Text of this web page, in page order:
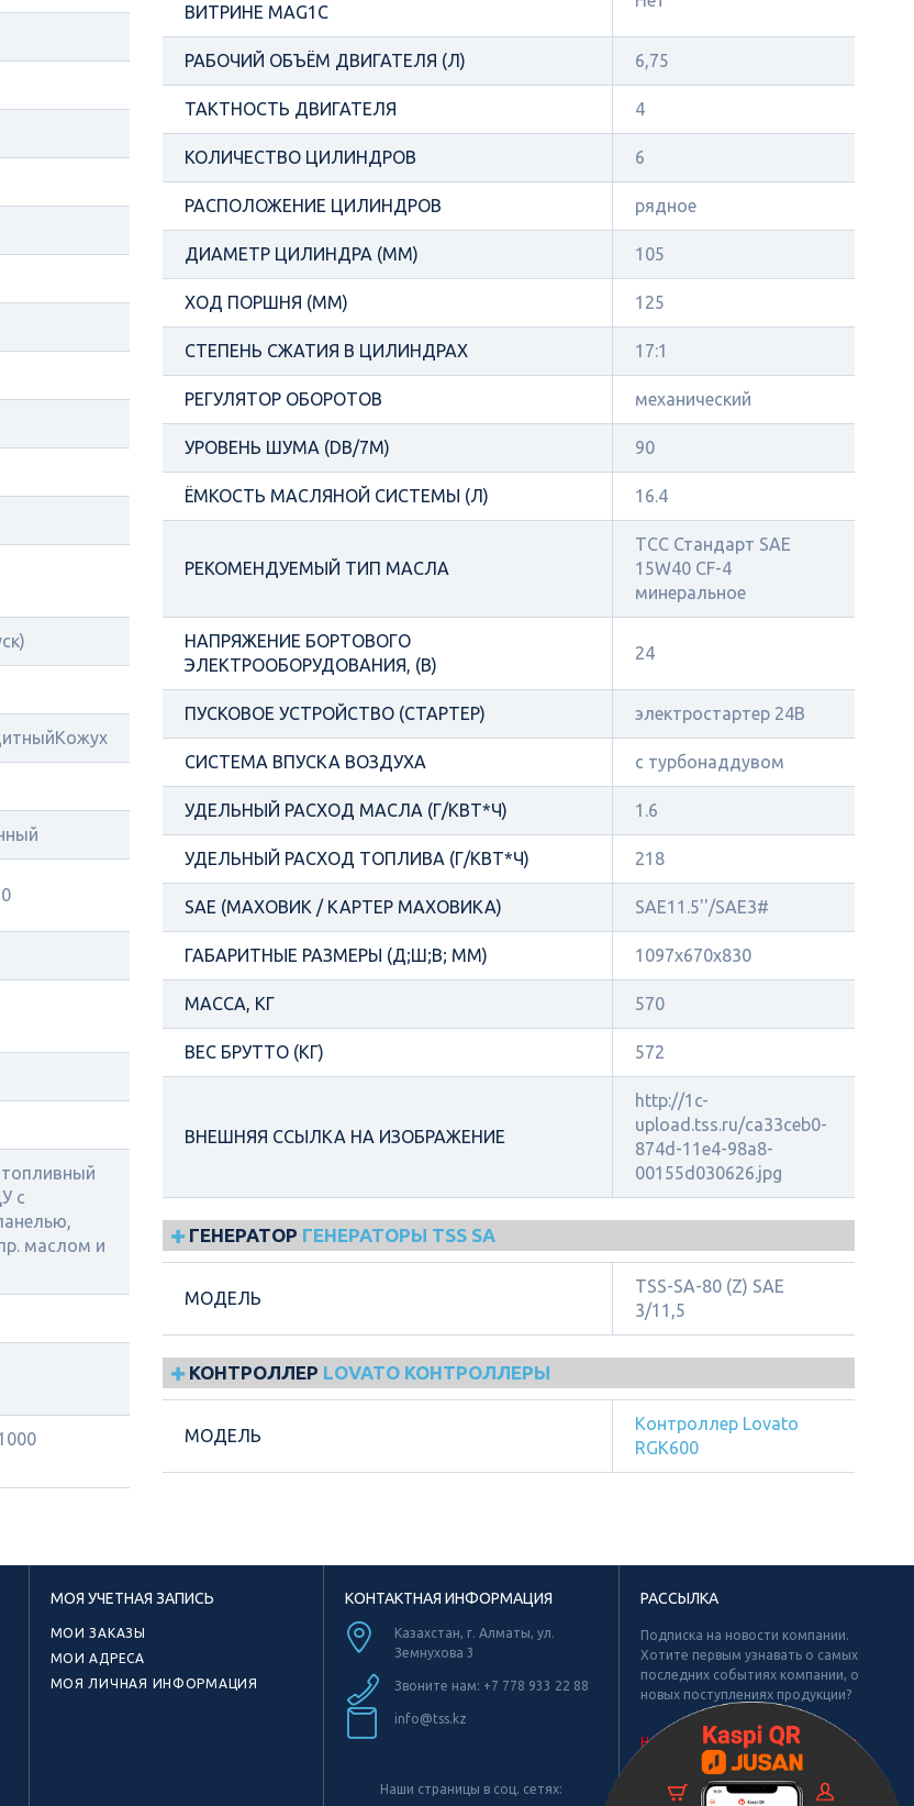
с
маслом и
ВИТРИНЕ MAG1C
РАБОЧИЙ ОБЪЁМ ДВИГАТЕЛЯ (Л) 6,75
ТАКТНОСТЬ ДВИГАТЕЛЯ 4
КОЛИЧЕСТВО ЦИЛИНДРОВ 6
РАСПОЛОЖЕНИЕ ЦИЛИНДРОВ рядное
ДИАМЕТР ЦИЛИНДРА (ММ) 105
ХОД ПОРШНЯ (ММ) 125
СТЕПЕНЬ СЖАТИЯ В ЦИЛИНДРАХ 17:1
РЕГУЛЯТОР ОБОРОТОВ механический
УРОВЕНЬ ШУМА (DB/7М) 90
ЁМКОСТЬ МАСЛЯНОЙ СИСТЕМЫ (Л) 16.4
РЕКОМЕНДУЕМЫЙ ТИП МАСЛА
ТСС Стандарт SAE
15W40 CF-4
минеральное
НАПРЯЖЕНИЕ БОРТОВОГО
ЭЛЕКТРООБОРУДОВАНИЯ, (В)
24
ПУСКОВОЕ УСТРОЙСТВО (СТАРТЕР) электростартер 24В
СИСТЕМА ВПУСКА ВОЗДУХА с турбонаддувом
УДЕЛЬНЫЙ РАСХОД МАСЛА (Г/КВТ*Ч) 1.6
УДЕЛЬНЫЙ РАСХОД ТОПЛИВА (Г/КВТ*Ч) 218
SAE (МАХОВИК / КАРТЕР МАХОВИКА) SAE11.5''/SAE3#
ГАБАРИТНЫЕ РАЗМЕРЫ (Д;Ш;В; ММ) 1097x670x830
МАССА, КГ 570
ВЕС БРУТТО (КГ) 572
ВНЕШНЯЯ ССЫЛКА НА ИЗОБРАЖЕНИЕ
http://1c-
upload.tss.ru/ca33ceb0-
874d-11e4-98a8-
00155d030626.jpg
ГЕНЕРАТОР ГЕНЕРАТОРЫ TSS SA
МОДЕЛЬ
TSS-SA-80 (Z) SAE
3/11,5
КОНТРОЛЛЕР LOVATO КОНТРОЛЛЕРЫ
МОДЕЛЬ
Контроллер Lovato
RGK600
МОЯ УЧЕТНАЯ ЗАПИСЬ
МОИ ЗАКАЗЫ
МОИ АДРЕСА
МОЯ ЛИЧНАЯ ИНФОРМАЦИЯ
КОНТАКТНАЯ ИНФОРМАЦИЯ
Казахстан, г. Алматы, ул.
Земнухова 3
Звоните нам: +7 778 933 22 88
info@tss.kz
Наши страницы в соц. сетях:
РАССЫЛКА
Подписка на новости компании.
Хотите первым узнавать о самых
последних событиях компании, о
новых поступлениях продукции?
Не найдено рубрик для подписки.